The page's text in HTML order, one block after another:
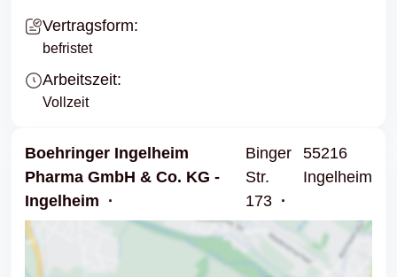
Vertragsform:
befristet
Arbeitszeit:
Vollzeit
Boehringer Ingelheim
Pharma GmbH & Co. KG -
Ingelheim
Binger
Str.
173
55216
Ingelheim